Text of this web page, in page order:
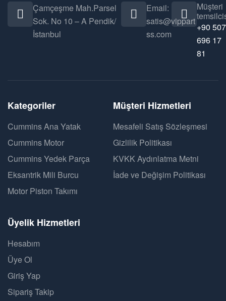
Çamçeşme Mah.Parsel
Sok. No 10 – A Pendik/
İstanbul
Email:
satis@vippart
ss.com
Müşteri
+90 507
696 17
81
Kategoriler
Cummins Ana Yatak
Cummins Motor
Cummins Yedek Parça
Eksantrik Mili Burcu
Motor Piston Takımı
Müşteri Hizmetleri
Mesafeli Satış Sözleşmesi
Gizlilik Politikası
KVKK Aydınlatma Metni
İade ve Değişim Politikası
Üyelik Hizmetleri
Hesabım
Üye Ol
Giriş Yap
Sipariş Takip